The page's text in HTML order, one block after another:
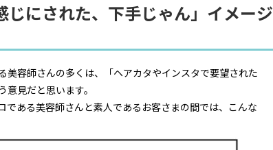
じにされた、下手じゃん」イメージ
美容師さんの多くは、「ヘアカタやインスタで要望された
見だと思います。
である美容師さんと素人であるお客さまの間では、こんな